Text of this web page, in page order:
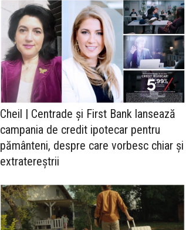
Cheil | Centrade și First Bank lansează
campania de credit ipotecar pentru
pământeni, despre care vorbesc chiar și
extratereștrii